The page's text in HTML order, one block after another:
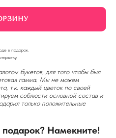
в подарок.
букетов, для того чтобы был
гамма. Мы не можем
т.к. каждый цветок по своей
соблюсти основной состав и
только положительные
подарок? Намекните!